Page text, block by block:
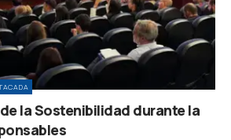
la Sostenibilidad durante la